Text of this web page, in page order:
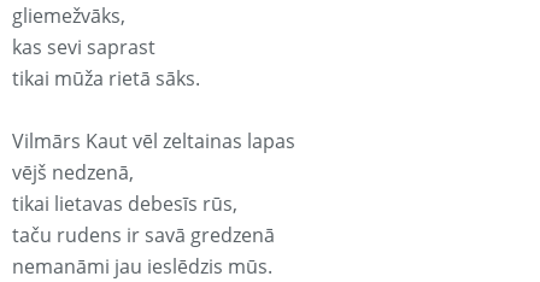
gliemežvāks,
kas sevi saprast
tikai mūža rietā sāks.
Vilmārs Kaut vēl zeltainas lapas
vējš nedzenā,
tikai lietavas debesīs rūs,
taču rudens ir savā gredzenā
nemanāmi jau ieslēdzis mūs.